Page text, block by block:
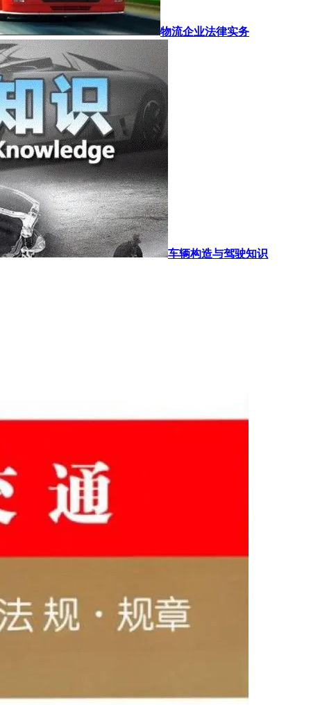
物流企业法律实务
车辆构造与驾驶知识